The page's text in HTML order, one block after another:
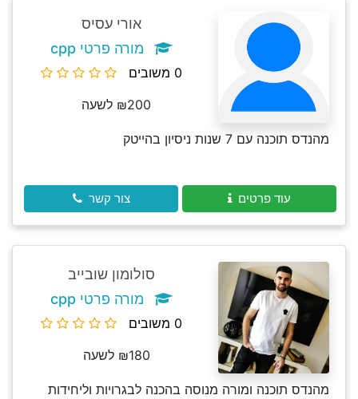
אורי עסיס
מורה פרטי cpp
0 משובים
₪200 לשעה
מהנדס תוכנה עם 7 שנות ניסיון בהייטק
עוד פרטים צור קשר
סולומון שובייב
מורה פרטי cpp
0 משובים
₪180 לשעה
מהנדס תוכנה ומורה מנוסה בהכנה לבגרויות וליחידות